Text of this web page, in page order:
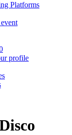
Platforms
profile